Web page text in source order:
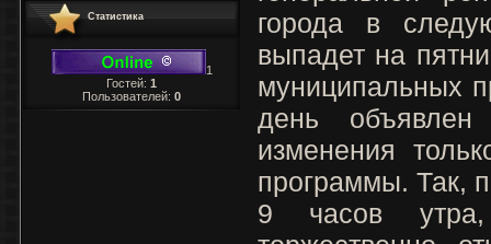
Статистика
1
Гостей: 1
Пользователей: 0
города в
выпадет на
муниципальных
день
изменения
программы. Так,
9 часов